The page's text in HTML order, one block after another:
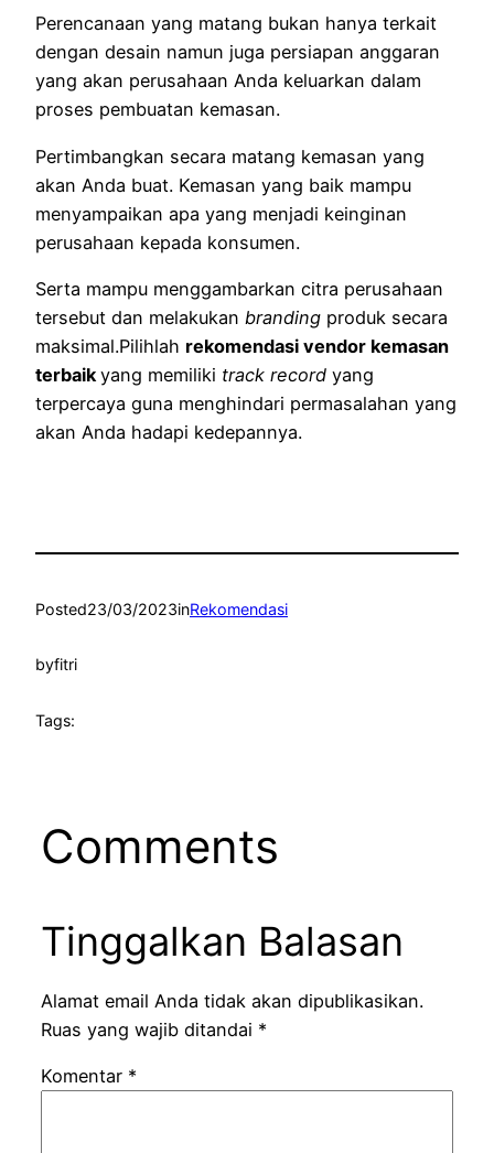
Perencanaan yang matang bukan hanya terkait
dengan desain namun juga persiapan anggaran
yang akan perusahaan Anda keluarkan dalam
proses pembuatan kemasan.
Pertimbangkan secara matang kemasan yang
akan Anda buat. Kemasan yang baik mampu
menyampaikan apa yang menjadi keinginan
perusahaan kepada konsumen.
Serta mampu menggambarkan citra perusahaan
tersebut dan melakukan branding produk secara
maksimal.Pilihlah rekomendasi vendor kemasan
terbaikyang memiliki track record yang
terpercaya guna menghindari permasalahan yang
akan Anda hadapi kedepannya.
Posted23/03/2023inRekomendasi
byfitri
Tags:
Comments
Tinggalkan Balasan
Alamat email Anda tidak akan dipublikasikan.
Ruas yang wajib ditandai *
Komentar *